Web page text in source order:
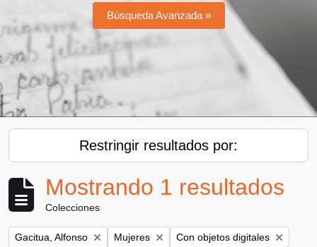
Búsqueda Avanzada »
Restringir resultados por:
Mostrando 1 resultados
Colecciones
Remove filter:
Gacitua, Alfonso Remove filter:
Mujeres Remove filter:
Con objetos digitales